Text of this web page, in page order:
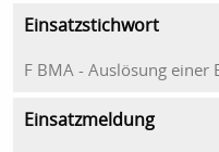
Einsatzstichwort
F BMA - Auslösung einer
Einsatzmeldung